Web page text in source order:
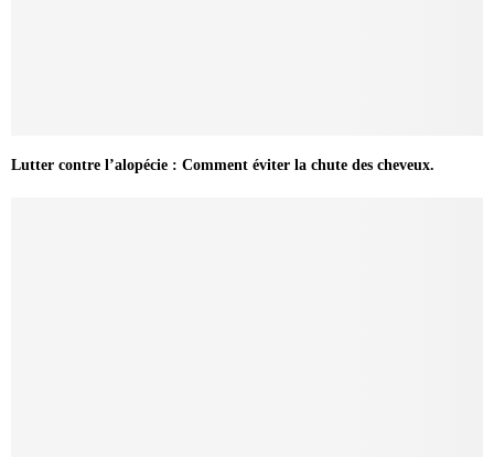
Lutter contre l’alopécie : Comment éviter la chute des cheveux.